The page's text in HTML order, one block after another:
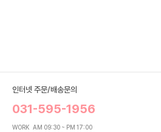
인터넷 주문/배송문의
031-595-1956
WORK AM 09:30 ~ PM 17:00